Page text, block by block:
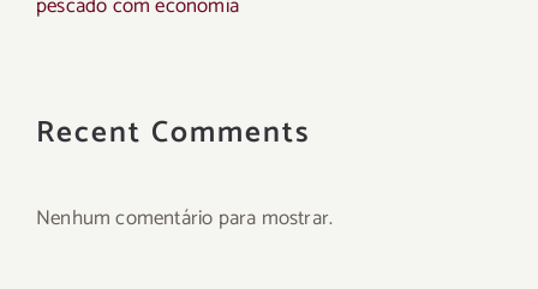
Recent Comments
Nenhum comentário para mostrar.